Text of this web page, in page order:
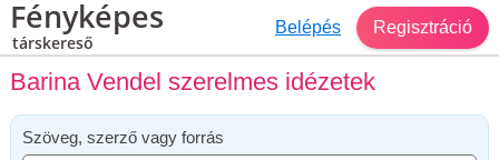
Fényképes
társkereső
Belépés Regisztráció
Barina Vendel szerelmes idézetek
Szöveg, szerző vagy forrás